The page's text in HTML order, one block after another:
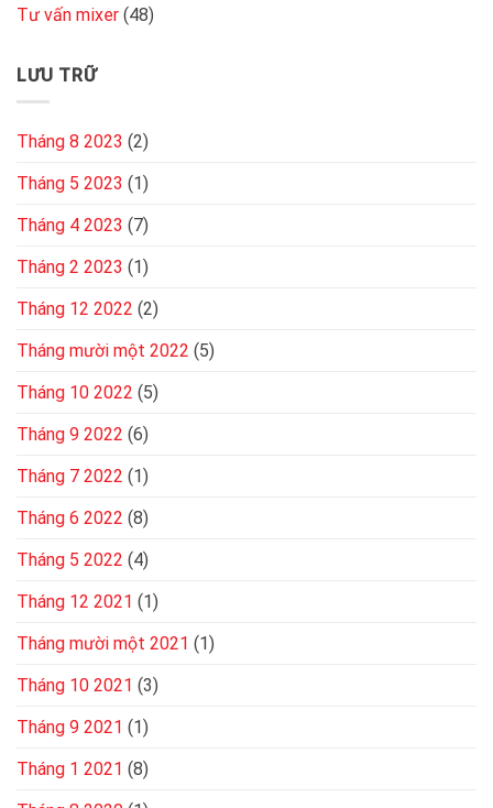
Tư vấn mixer (48)
LƯU TRỮ
Tháng 8 2023 (2)
Tháng 5 2023 (1)
Tháng 4 2023 (7)
Tháng 2 2023 (1)
Tháng 12 2022 (2)
Tháng mười một 2022 (5)
Tháng 10 2022 (5)
Tháng 9 2022 (6)
Tháng 7 2022 (1)
Tháng 6 2022 (8)
Tháng 5 2022 (4)
Tháng 12 2021 (1)
Tháng mười một 2021 (1)
Tháng 10 2021 (3)
Tháng 9 2021 (1)
Tháng 1 2021 (8)